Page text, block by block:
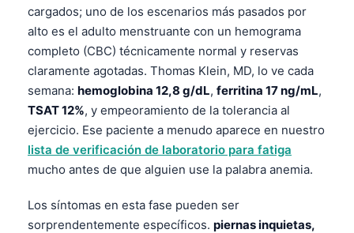
cargados; uno de los escenarios más pasados por
alto es el adulto menstruante con un hemograma
completo (CBC) técnicamente normal y reservas
claramente agotadas. Thomas Klein, MD, lo ve cada
semana: hemoglobina 12,8 g/dL, ferritina 17 ng/mL,
TSAT 12%, y empeoramiento de la tolerancia al
ejercicio. Ese paciente a menudo aparece en nuestro
lista de verificación de laboratorio para fatiga
mucho antes de que alguien use la palabra anemia.
Los síntomas en esta fase pueden ser
sorprendentemente específicos. piernas inquietas,
ဗမာစာ
Kiswahili
Українська
O‘zbekcha
Қазақ тілі
Suomi